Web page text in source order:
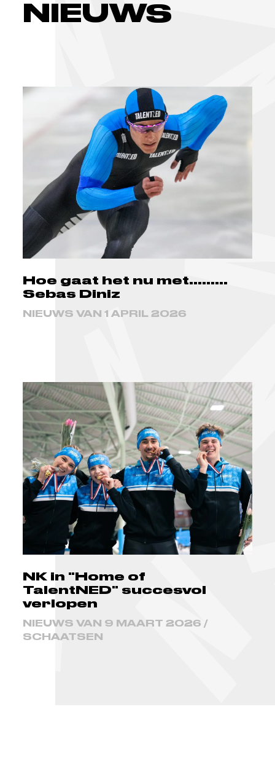
NIEUWS
Hoe gaat het nu met.........
Sebas Diniz
NIEUWS VAN 1 APRIL 2026
NK in "Home of
TalentNED" succesvol
verlopen
NIEUWS VAN 9 MAART 2026 /
SCHAATSEN